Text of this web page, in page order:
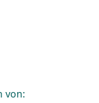
von: